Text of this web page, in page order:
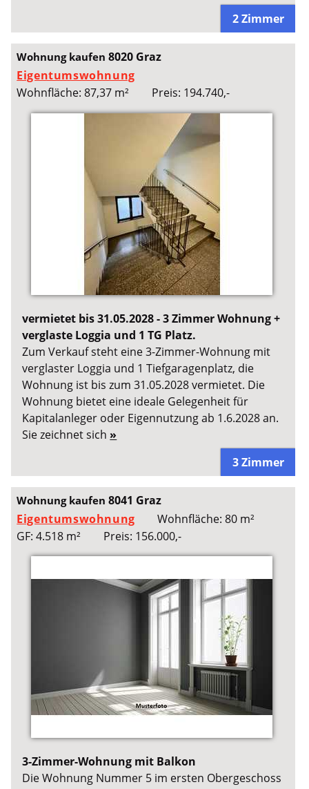
2 Zimmer
Wohnung kaufen8020 Graz
Eigentumswohnung
Wohnfläche: 87,37 m²
Preis: 194.740,-
vermietet bis 31.05.2028 - 3 Zimmer Wohnung +
verglaste Loggia und 1 TG Platz.
Zum Verkauf steht eine 3-Zimmer-Wohnung mit
verglaster Loggia und 1 Tiefgaragenplatz, die
Wohnung ist bis zum 31.05.2028 vermietet. Die
Wohnung bietet eine ideale Gelegenheit für
Kapitalanleger oder Eigennutzung ab 1.6.2028 an.
Sie zeichnet sich »
3 Zimmer
Wohnung kaufen8041 Graz
Eigentumswohnung
Wohnfläche: 80 m²
GF: 4.518 m²
Preis: 156.000,-
3-Zimmer-Wohnung mit Balkon
Die Wohnung Nummer 5 im ersten Obergeschoss